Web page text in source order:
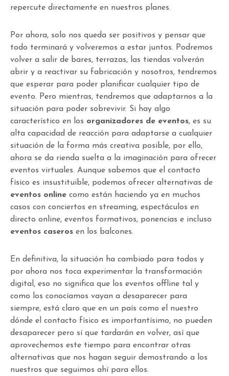
repercute directamente en nuestros planes.
Por ahora, solo nos queda ser positivos y pensar que
todo terminará y volveremos a estar juntos. Podremos
volver a salir de bares, terrazas, las tiendas volverán
abrir y a reactivar su fabricación y nosotros, tendremos
que esperar para poder planificar cualquier tipo de
evento. Pero mientras, tendremos que adaptarnos a la
situación para poder sobrevivir. Si hay algo
característico en los organizadores de eventos, es su
alta capacidad de reacción para adaptarse a cualquier
situación de la forma más creativa posible, por ello,
ahora se da rienda suelta a la imaginación para ofrecer
eventos virtuales. Aunque sabemos que el contacto
físico es insustituible, podemos ofrecer alternativas de
eventos online como están haciendo ya en muchos
casos con conciertos en streaming, espectáculos en
directo online, eventos formativos, ponencias e incluso
eventos caseros en los balcones.
En definitiva, la situación ha cambiado para todos y
por ahora nos toca experimentar la transformación
digital, eso no significa que los eventos offline tal y
como los conocíamos vayan a desaparecer para
siempre, está claro que en un país como el nuestro
dónde el contacto físico es importantísimo, no pueden
desaparecer pero sí que tardarán en volver, así que
aprovechemos este tiempo para encontrar otras
alternativas que nos hagan seguir demostrando a los
nuestros que seguimos ahí para ellos.